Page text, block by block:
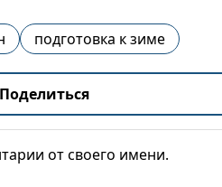
подготовка к зиме
Поделиться
от своего имени.